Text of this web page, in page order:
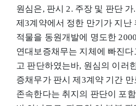
원심은, 판시 2. 주장 및 판단
제3계약에서 정한 만기가 지난
적물을 동원개발에 명도한
연대보증채무는 지체에 빠진
고 판단하였는바, 원심의 이러
증채무가 판시 제3계약 기간
존속한다는 취지의 판단이 포